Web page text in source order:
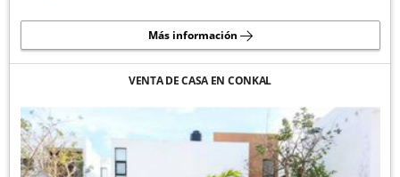
Más información
VENTA DE CASA EN CONKAL